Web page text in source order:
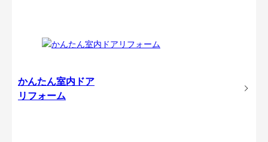
かんたん室内ドア
リフォーム